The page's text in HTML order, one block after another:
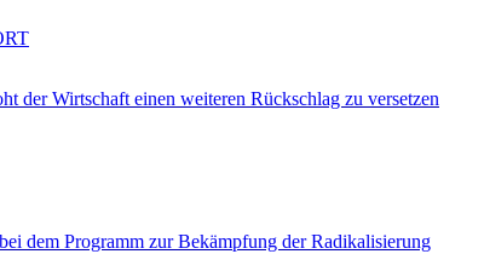
der Wirtschaft einen weiteren Rückschlag zu versetzen
dem Programm zur Bekämpfung der Radikalisierung